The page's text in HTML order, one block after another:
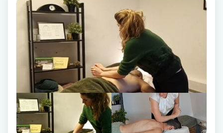
Brynfärgning
Brynplockning
Bröllopsuppsättning
Celluliter